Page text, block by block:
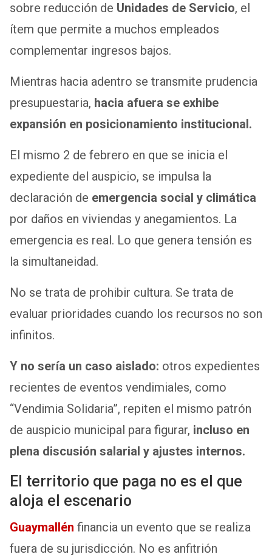
sobre reducción de Unidades de Servicio, el
ítem que permite a muchos empleados
complementar ingresos bajos.
Mientras hacia adentro se transmite prudencia
presupuestaria, hacia afuera se exhibe
expansión en posicionamiento institucional.
El mismo 2 de febrero en que se inicia el
expediente del auspicio, se impulsa la
declaración de emergencia social y climática
por daños en viviendas y anegamientos. La
emergencia es real. Lo que genera tensión es
la simultaneidad.
No se trata de prohibir cultura. Se trata de
evaluar prioridades cuando los recursos no son
infinitos.
Y no sería un caso aislado: otros expedientes
recientes de eventos vendimiales, como
“Vendimia Solidaria”, repiten el mismo patrón
de auspicio municipal para figurar, incluso en
plena discusión salarial y ajustes internos.
El territorio que paga no es el que
aloja el escenario
Guaymallén financia un evento que se realiza
fuera de su jurisdicción. No es anfitrión